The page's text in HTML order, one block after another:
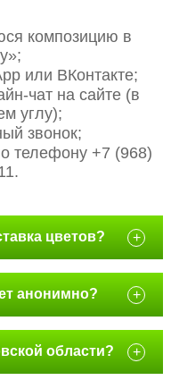
композицию в
или ВКонтакте;
чат на сайте (в
углу);
звонок;
телефону +7 (968)
цветов? +
анонимно? +
области? +